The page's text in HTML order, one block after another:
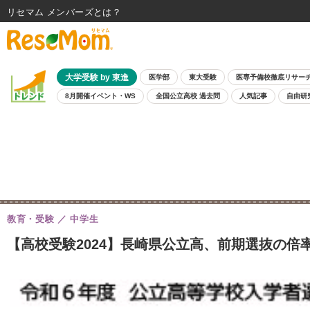
大学受験 by 東進 医学部 東大受験 医専予備校徹底リサー
8月開催イベント・WS 全国公立高校 過去問 人気記事 自由研
【高校受験2024】長崎県公立高、前期選抜の
教育・受験 中学生
リセマム メンバーズ